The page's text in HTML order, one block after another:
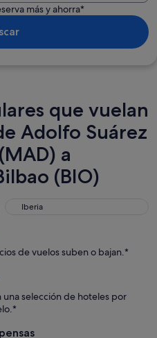
más y ahorra*
que vuelan
Adolfo Suárez
a
(BIO)
Iberia
Iberia
de vuelos suben o bajan.*
una selección de hoteles por